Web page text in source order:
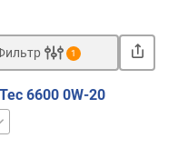
1
6600 0W-20